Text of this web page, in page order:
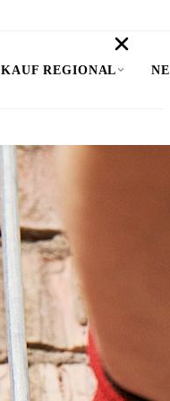
KAUF REGIONAL